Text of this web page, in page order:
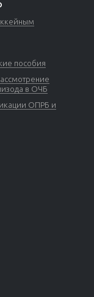
пособия
в ОЧБ
ОПРБ и